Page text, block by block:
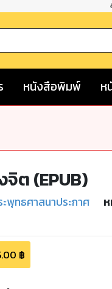
หนังสือพิมพ์ ห
จิต (EPUB)
พุทธศาสนาประกาศ
฿